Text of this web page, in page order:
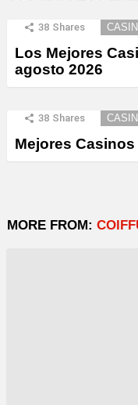
38 Shares
Los Mejores
agosto 2026
38 Shares
Mejores
MORE FROM: